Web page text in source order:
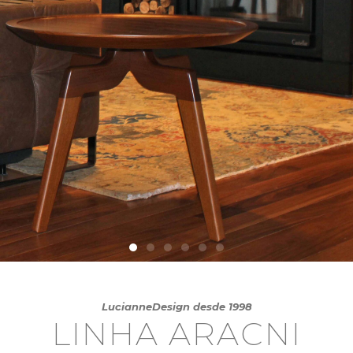
LucianneDesign desde 1998
LINHA ARACNI